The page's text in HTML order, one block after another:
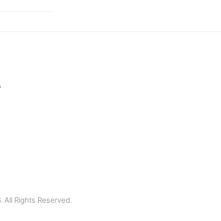
Rights Reserved.